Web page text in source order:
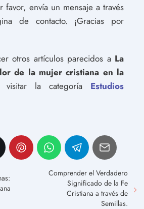
envía un mensaje a través
de contacto. ¡Gracias por
otros artículos parecidos a La
de la mujer cristiana en la
visitar la categoría Estudios
Comprender el Verdadero
Significado de la Fe
Cristiana a través de
Semillas.